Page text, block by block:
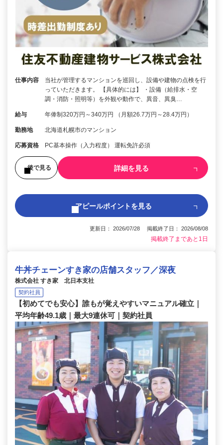
仕事内容
当社が管理するマンションを巡回し、設備や建物の点検を行
っていただきます。 【具体的には】 ・設備（給排水・空
調・消防・照明等）を外観や動作で、異音、異臭…
給与 年俸制320万円～340万円 （月額26.7万円～28.4万円）
勤務地 北海道札幌市のマンション
応募資格 PC基本操作（入力程度） 運転免許必須
後で見る 詳細を見る
アピールポイントを見る
更新日： 2026/07/28 掲載終了日： 2026/08/08
掲載終了まであと1日
牛丼チェーンすき家の店舗スタッフ／深夜
株式会社 すき家 北日本支社
契約社員
【初めてでも安心】誰もが覚えやすいマニュアル確立｜
平均年齢49.1歳｜最大9連休可｜契約社員